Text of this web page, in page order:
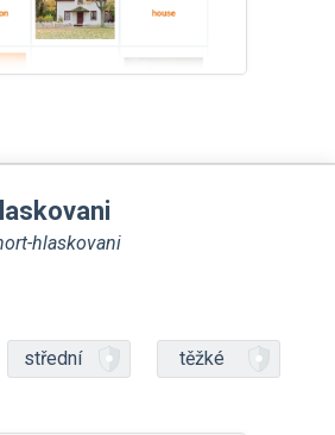
hlaskovani
střední těžké